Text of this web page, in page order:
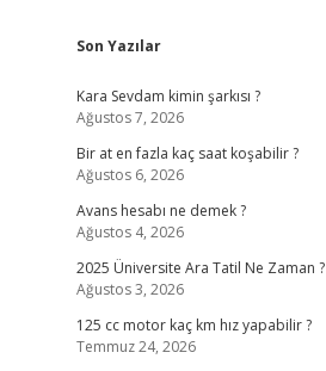
Sidebar
Son Yazılar
Kara Sevdam kimin şarkısı ?
Ağustos 7, 2026
Bir at en fazla kaç saat koşabilir ?
Ağustos 6, 2026
Avans hesabı ne demek ?
Ağustos 4, 2026
2025 Üniversite Ara Tatil Ne Zaman ?
Ağustos 3, 2026
125 cc motor kaç km hız yapabilir ?
Temmuz 24, 2026